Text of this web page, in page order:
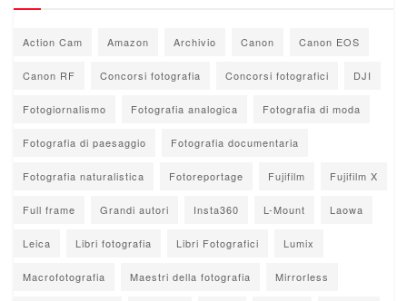
Action Cam Amazon Archivio Canon Canon EOS
Canon RF Concorsi fotografia Concorsi fotografici DJI
Fotogiornalismo Fotografia analogica Fotografia di moda
Fotografia di paesaggio Fotografia documentaria
Fotografia naturalistica Fotoreportage Fujifilm Fujifilm X
Full frame Grandi autori Insta360 L-Mount Laowa
Leica Libri fotografia Libri Fotografici Lumix
Macrofotografia Maestri della fotografia Mirrorless